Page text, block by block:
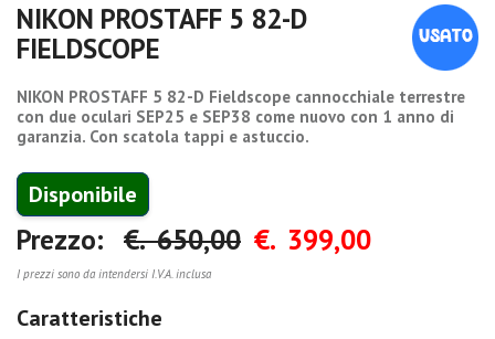
NIKON PROSTAFF 5 82-D
FIELDSCOPE
NIKON PROSTAFF 5 82-D Fieldscope cannocchiale terrestre
con due oculari SEP25 e SEP38 come nuovo con 1 anno di
garanzia. Con scatola tappi e astuccio.
Disponibile
Prezzo: €. 650,00 €. 399,00
I prezzi sono da intendersi I.V.A. inclusa
Caratteristiche